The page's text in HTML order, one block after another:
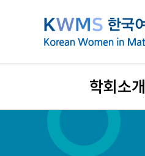
학회소개
설립목적과 연혁